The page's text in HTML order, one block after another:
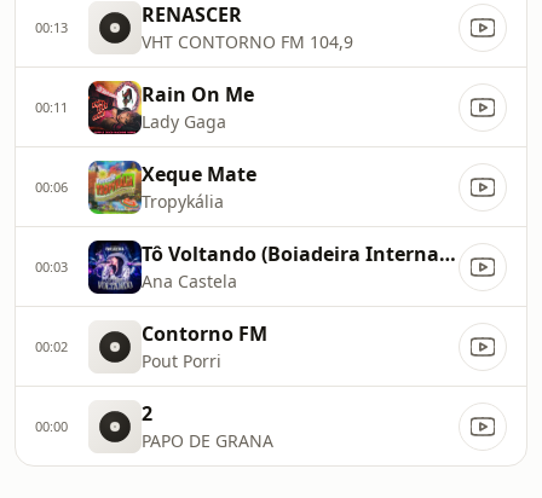
00:13 RENASCER
VHT CONTORNO FM 104,9
00:11 Rain On Me
Lady Gaga
00:06 Xeque Mate
Tropykália
00:03 Tô Voltando (Boiadeira Internacional)
Ana Castela
00:02 Contorno FM
Pout Porri
00:00 2
PAPO DE GRANA